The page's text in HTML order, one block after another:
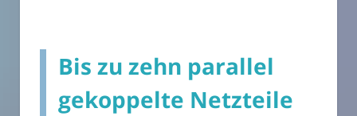
Bis zu zehn parallel
gekoppelte Netzteile